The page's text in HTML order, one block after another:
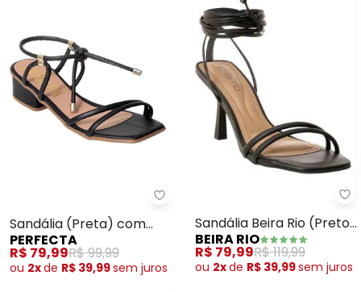
Perfecta - Sandália (Preta)
Sandália (Preta) com
Fechamento em
Amarração
PERFECTA
R$ 79,99R$ 99,99
ou 2xde R$ 39,99sem juros
Sandália Beira Rio (Preto)
em Sintético
BEIRA RIO
R$ 79,99R$ 119,99
ou 2xde R$ 39,99sem juros